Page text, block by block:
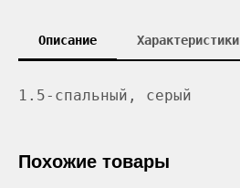
Описание Характеристики
1.5-спальный, серый
Похожие товары